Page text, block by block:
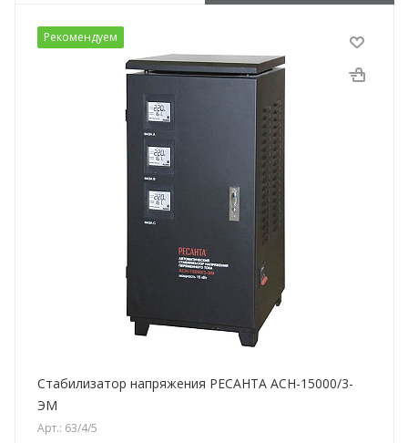
Рекомендуем
Стабилизатор напряжения РЕСАНТА АСН-15000/3-
ЭМ
Арт.: 63/4/5